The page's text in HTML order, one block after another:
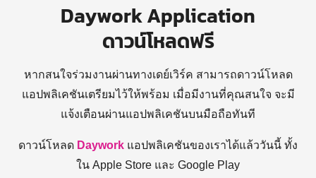
Daywork Application
ดาวน์โหลดฟรี
หากสนใจร่วมงานผ่านทางเดย์เวิร์ค สามารถดาวน์โหลด
แอปพลิเคชันเตรียมไว้ให้พร้อม เมื่อมีงานที่คุณสนใจ จะมี
แจ้งเตือนผ่านแอปพลิเคชันบนมือถือทันที
ดาวน์โหลด Daywork แอปพลิเคชันของเราได้แล้ววันนี้ ทั้ง
ใน Apple Store และ Google Play